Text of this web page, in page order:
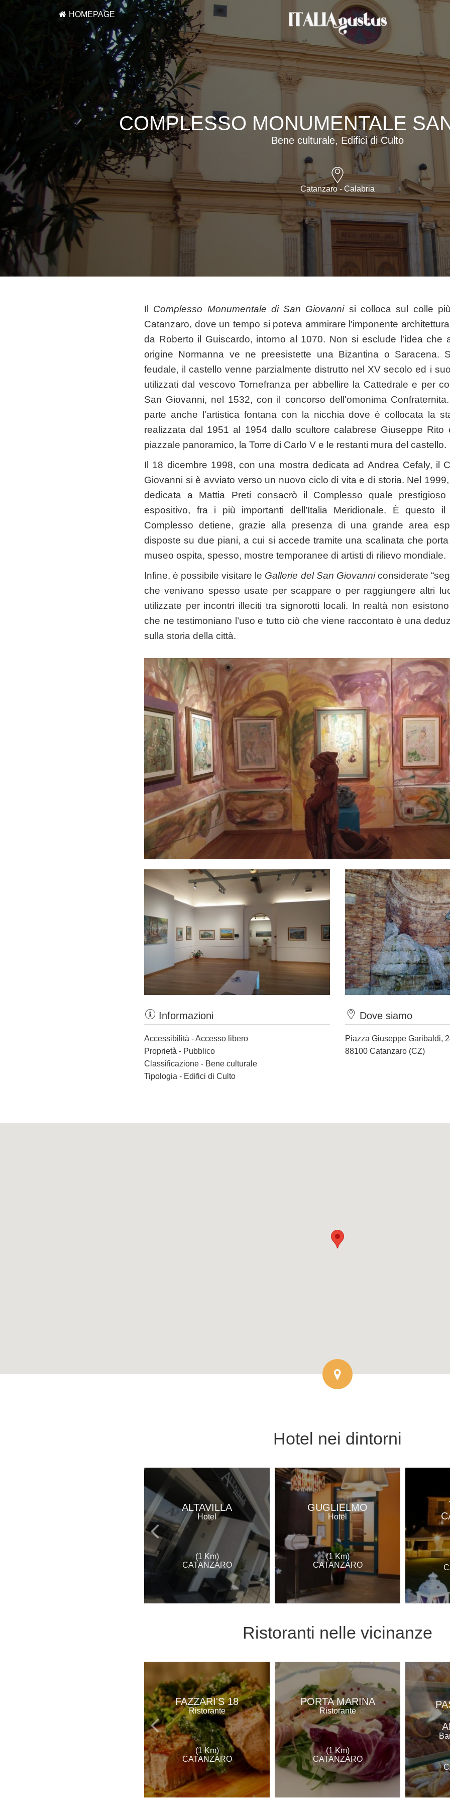
HOMEPAGE
COMPLESSO MONUMENTALE
Bene culturale, Edifici di Culto
Catanzaro - Calabria
Il Complesso Monumentale di San Giovannisi colloca sul colle
Catanzaro, dove un tempo si poteva ammirare l'imponente
da Roberto il Guiscardo, intorno al 1070. Non si esclude l'idea che
origine Normanna ve ne preesistette una Bizantina o Saracena.
feudale, il castello venne parzialmente distrutto nel XV secolo ed i
utilizzati dal vescovo Tornefranza per abbellire la Cattedrale e per
San Giovanni, nel 1532, con il concorso dell'omonima
parte anche l'artistica fontana con la nicchia dove è collocata la
realizzata dal 1951 al 1954 dallo scultore calabrese Giuseppe Rito
piazzale panoramico, la Torre di Carlo V e le restanti mura del castello.
Il 18 dicembre 1998, con una mostra dedicata ad Andrea Cefaly, il
Giovanni si è avviato verso un nuovo ciclo di vita e di storia. Nel
dedicata a Mattia Preti consacrò il Complesso quale
espositivo, fra i più importanti dell’Italia Meridionale. È questo
Complesso detiene, grazie alla presenza di una grande area
disposte su due piani, a cui si accede tramite una scalinata che
museo ospita, spesso, mostre temporanee di artisti di rilievo mondiale.
Infine, è possibile visitare le Gallerie del San Giovanniconsiderate
che venivano spesso usate per scappare o per raggiungere altri
utilizzate per incontri illeciti tra signorotti locali. In realtà non
che ne testimoniano l’uso e tutto ciò che viene raccontato è una
sulla storia della città.
Informazioni
Accessibilità - Accesso libero
Proprietà - Pubblico
Classificazione - Bene culturale
Tipologia - Edifici di Culto
Dove siamo
Piazza Giuseppe Garibaldi,
88100 Catanzaro (CZ)
Hotel nei dintorni
ALTAVILLA
Hotel
(1 Km)
CATANZARO
GUGLIELMO
Hotel
(1 Km)
CATANZARO
Ristoranti nelle vicinanze
FAZZARI'S 18
Ristorante
(1 Km)
CATANZARO
PORTA MARINA
Ristorante
(1 Km)
CATANZARO